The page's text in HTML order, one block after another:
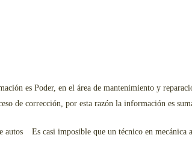
es Poder, en el área de mantenimiento y
de corrección, por esta razón la información es
Es casi imposible que un técnico en